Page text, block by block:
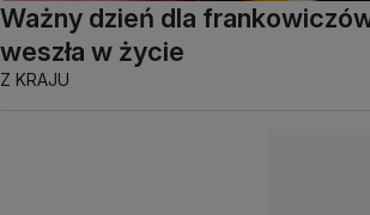
Ważny dzień dla
weszła w życie
Z KRAJU